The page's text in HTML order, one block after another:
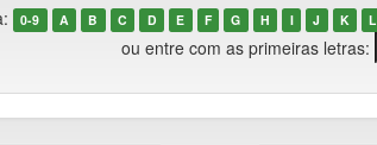
0-9 A B C D E F G H I J K L
ou entre com as primeiras letras: